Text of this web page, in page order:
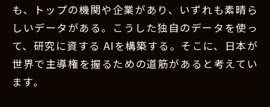
も、トップの機関や企業があり、いずれも素晴ら
しいデータがある。こうした独自のデータを使っ
て、研究に資する AIを構築する。そこに、日本が
世界で主導権を握るための道筋があると考えてい
ます。